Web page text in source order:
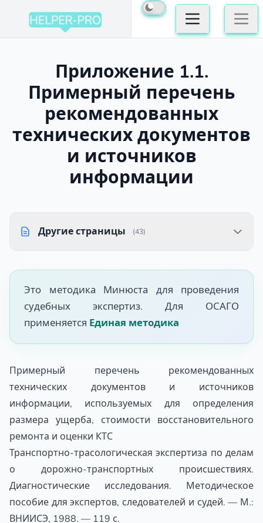
Приложение 1.1.
Примерный перечень
рекомендованных
технических документов
и источников
информации
Другие страницы (43)
Это методика Минюста для проведения
судебных экспертиз. Для ОСАГО
применяется Единая методика
Примерный перечень рекомендованных
технических документов и источников
информации, используемых для определения
размера ущерба, стоимости восстановительного
ремонта и оценки КТС
Транспортно-трасологическая экспертиза по делам
о дорожно-транспортных происшествиях.
Диагностические исследования. Методическое
пособие для экспертов, следователей и судей. — М.:
ВНИИСЭ, 1988. — 119 с.